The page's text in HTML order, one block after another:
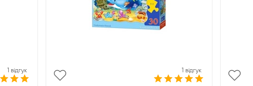
1 відгук 1 відгук